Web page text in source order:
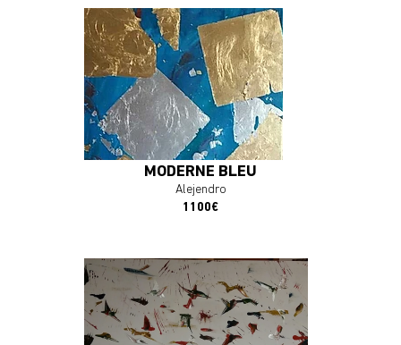
MODERNE BLEU
Alejendro
1100€
En savoir plus
J'ACHÈTE L'OEUVRE
En savoir plus